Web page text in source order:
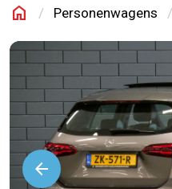
home
Mooren Auto
Personenwagens
arrow_backVolgende